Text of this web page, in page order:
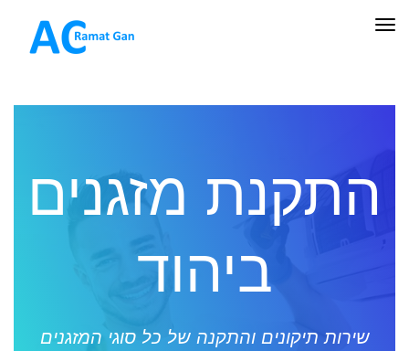
תפריט
התקנת מזגנים
ביהוד
שירות תיקונים והתקנה של כל סוגי המזגנים